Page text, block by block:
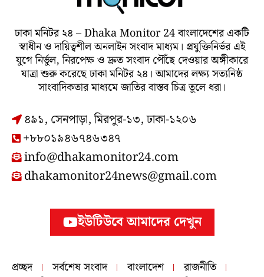
ঢাকা মনিটর ২৪ – Dhaka Monitor 24 বাংলাদেশের একটি
স্বাধীন ও দায়িত্বশীল অনলাইন সংবাদ মাধ্যম। প্রযুক্তিনির্ভর এই
যুগে নির্ভুল, নিরপেক্ষ ও দ্রুত সংবাদ পৌঁছে দেওয়ার অঙ্গীকারে
যাত্রা শুরু করেছে ঢাকা মনিটর ২৪। আমাদের লক্ষ্য সত্যনিষ্ঠ
সাংবাদিকতার মাধ্যমে জাতির বাস্তব চিত্র তুলে ধরা।
৪৯১, সেনপাড়া, মিরপুর-১৩, ঢাকা-১২০৬
+৮৮০১৯৪৬৭৪৬৩৪৭
info@dhakamonitor24.com
dhakamonitor24news@gmail.com
ইউটিউবে আমাদের দেখুন
প্রচ্ছদ সর্বশেষ সংবাদ বাংলাদেশ
রাজনীতি